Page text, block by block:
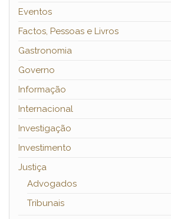
Eventos
Factos, Pessoas e Livros
Gastronomia
Governo
Informação
Internacional
Investigação
Investimento
Justiça
Advogados
Tribunais